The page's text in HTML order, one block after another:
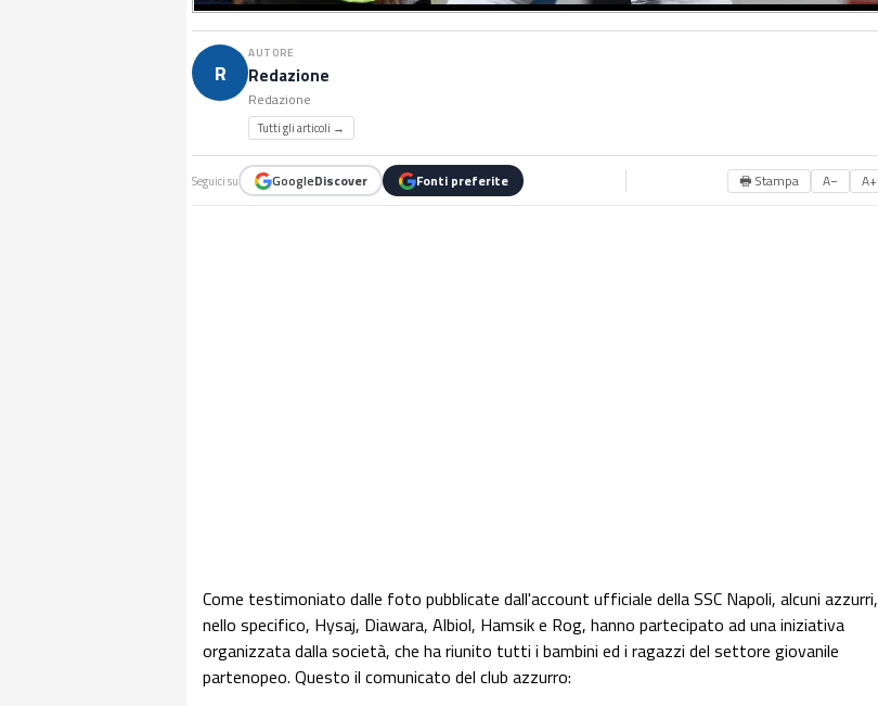
R
AUTORE
Redazione
Redazione
Tutti gli articoli →
Seguici su GoogleDiscover Fonti preferite 🖶 Stampa A− A+
Come testimoniato dalle foto pubblicate dall'account ufficiale della SSC Napoli, alcuni azzurri,
nello specifico, Hysaj, Diawara, Albiol, Hamsik e Rog, hanno partecipato ad una iniziativa
organizzata dalla società, che ha riunito tutti i bambini ed i ragazzi del settore giovanile
partenopeo. Questo il comunicato del club azzurro: